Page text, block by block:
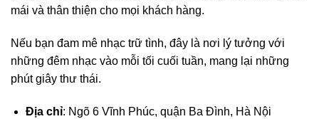
mái và thân thiện cho mọi khách hàng.
Nếu bạn đam mê nhạc trữ tình, đây là nơi lý tưởng với
những đêm nhạc vào mỗi tối cuối tuần, mang lại những
phút giây thư thái.
Địa chỉ: Ngõ 6 Vĩnh Phúc, quận Ba Đình, Hà Nội